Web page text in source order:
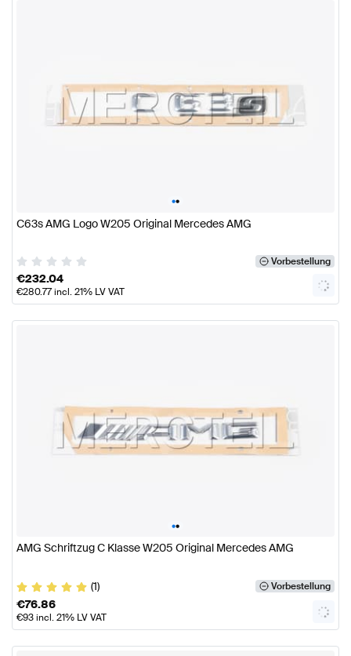
••
C63s AMG Logo W205 Original Mercedes AMG
Vorbestellung
€232.04
€280.77incl. 21% LV VAT
••
AMG Schriftzug C Klasse W205 Original Mercedes AMG
(1) Vorbestellung
€76.86
€93incl. 21% LV VAT